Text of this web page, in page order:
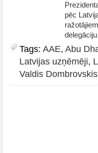
pēc
Tags: AAE, Abu
Latvijas uzņēmēji,
Valdis Dombrovskis